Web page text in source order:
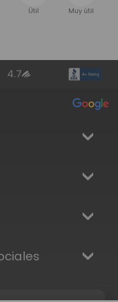
Útil Muy útil
4.7